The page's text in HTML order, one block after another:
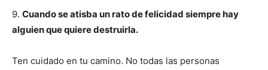
9. Cuando se atisba un rato de felicidad siempre hay
alguien que quiere destruirla.
Ten cuidado en tu camino. No todas las personas